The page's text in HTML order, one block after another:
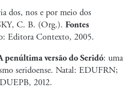
dos, nos e por meio dos
C. B. (Org.). Fontes
Editora Contexto, 2005.
penúltima versão do Seridó: uma
seridoense. Natal: EDUFRN;
2012.